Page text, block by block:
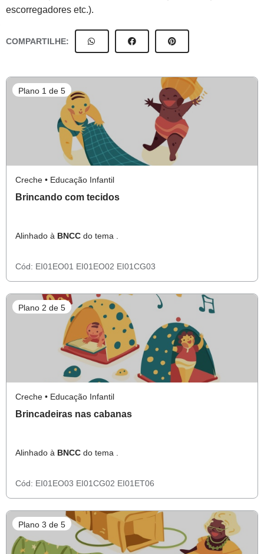
escorregadores etc.).
COMPARTILHE:
Plano 1 de 5
Creche • Educação Infantil
Brincando com tecidos
Alinhado à BNCC do tema .
Cód: EI01EO01 EI01EO02 EI01CG03
Plano 2 de 5
Creche • Educação Infantil
Brincadeiras nas cabanas
Alinhado à BNCC do tema .
Cód: EI01EO03 EI01CG02 EI01ET06
Plano 3 de 5